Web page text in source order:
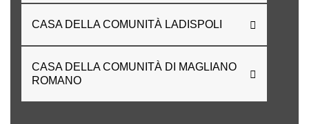
CASA DELLA COMUNITÀ LADISPOLI
CASA DELLA COMUNITÀ DI MAGLIANO
ROMANO